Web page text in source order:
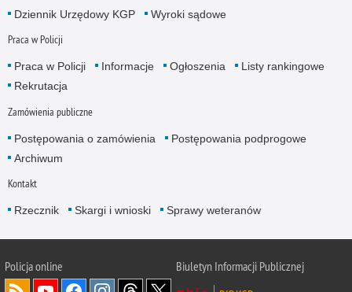
Dziennik Urzędowy KGP Wyroki sądowe
Praca w Policji
Praca w Policji Informacje Ogłoszenia
Listy rankingowe
Rekrutacja
Zamówienia publiczne
Postępowania o zamówienia
Postępowania podprogowe
Archiwum
Kontakt
Rzecznik Skargi i wnioski Sprawy weteranów
Policjaonline
Biuletyn Informacji Publicznej